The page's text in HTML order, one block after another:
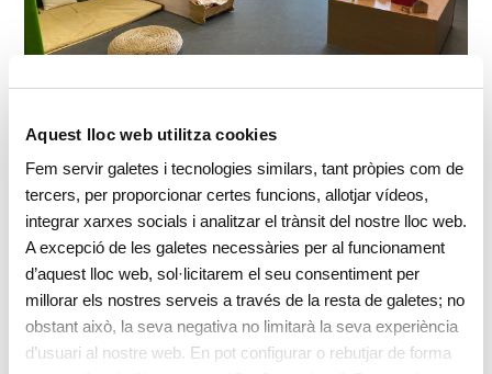
Aquest lloc web utilitza cookies
Fem servir galetes i tecnologies similars, tant pròpies com de
tercers, per proporcionar certes funcions, allotjar vídeos,
integrar xarxes socials i analitzar el trànsit del nostre lloc web.
A excepció de les galetes necessàries per al funcionament
d’aquest lloc web, sol·licitarem el seu consentiment per
millorar els nostres serveis a través de la resta de galetes; no
obstant això, la seva negativa no limitarà la seva experiència
d’usuari al nostre web. En pot configurar o rebutjar de forma
Espai destinat pels infants d’1-2 anys. Distribuïdes per
diferents espais de joc, els quals anem preparant en
funció de la demanada dels infants. L’objectiu és afavorir
el desenvolupament global de l’infant, donant materials
per tal que puguin anar experimentant i investigant per si